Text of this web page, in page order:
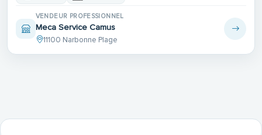
VENDEUR PROFESSIONNEL
Meca Service Camus
11100 Narbonne Plage